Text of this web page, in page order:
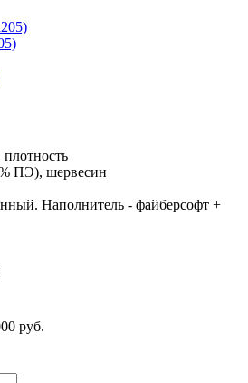
ПЭ), шервесин
Наполнитель - файберсофт +
руб.